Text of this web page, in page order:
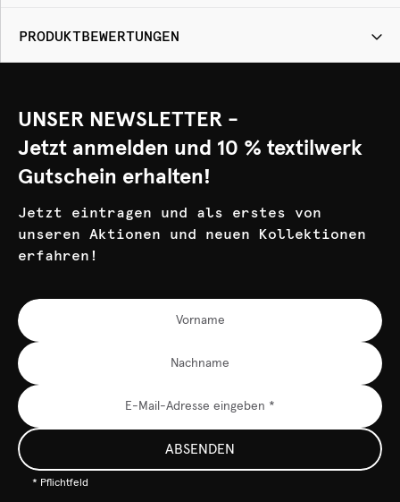
PRODUKTBEWERTUNGEN
UNSER NEWSLETTER -
Jetzt anmelden und 10 % textilwerk
Gutschein erhalten!
Jetzt eintragen und als erstes von
unseren Aktionen und neuen Kollektionen
erfahren!
ABSENDEN
* Pflichtfeld